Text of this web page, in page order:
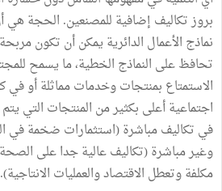
بروز تكاليف إضافية للمصنعين. الحجة
نماذج الأعمال الدائرية يمكن أن تكون
تحافظ على النماذج الخطية، ما يسمح
الاستمتاع بمنتجات وخدمات مماثلة أو في
اجتماعية أعلى بكثير من المنتجات التي
في تكاليف مباشرة (استثمارات ضخمة في
وغير مباشرة (تكاليف عالية جدا على
مكلفة وتعطل الاقتصاد والعمليات الانتاجية).